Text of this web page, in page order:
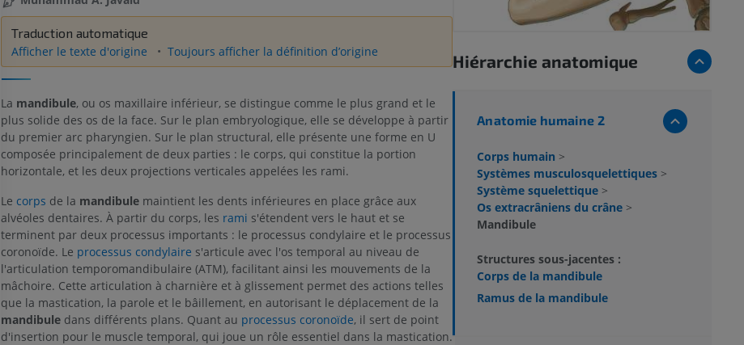
Traduction automatique
Afficher le texte d'origine
Toujours afficher la définition d’origine
La mandibule, ou os maxillaire inférieur, se distingue comme le plus grand et le
plus solide des os de la face. Sur le plan embryologique, elle se développe à partir
du premier arc pharyngien. Sur le plan structural, elle présente une forme en U
composée principalement de deux parties : le corps, qui constitue la portion
horizontale, et les deux projections verticales appelées les rami.
Le corps de la mandibulemaintient les dents inférieures en place grâce aux
alvéoles dentaires. À partir du corps, les rami s'étendent vers le haut et se
terminent par deux processus importants : le processus condylaire et le processus
coronoïde. Le processus condylaire s'articule avec l'os temporal au niveau de
l'articulation temporomandibulaire (ATM), facilitant ainsi les mouvements de la
mâchoire. Cette articulation à charnière et à glissement permet des actions telles
que la mastication, la parole et le bâillement, en autorisant le déplacement de la
mandibuledans différents plans. Quant au processus coronoïde, il sert de point
d'insertion pour le muscle temporal, qui joue un rôle essentiel dans la mastication.
Hiérarchie anatomique
Anatomie humaine 2
Corps humain >
Systèmes musculosquelettiques >
Système squelettique >
Os extracrâniens du crâne >
Mandibule
Structures sous-jacentes :
Corps de la mandibule
Ramus de la mandibule